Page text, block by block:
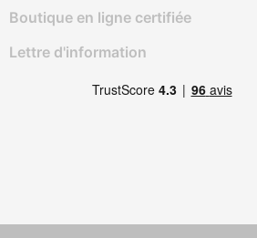
Boutique en ligne certifiée
Lettre d'information